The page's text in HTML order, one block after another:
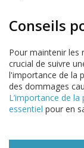
Conseils
Pour maintenir les
crucial de suivre
l'importance de la
des dommages
L’importance de
essentiel pour en